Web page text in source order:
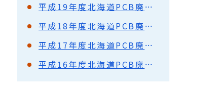
平成19年度北海道PCB廃棄物処理事業に係る広域協議会開催概要
平成18年度北海道PCB廃棄物処理事業に係る広域協議会開催概要
平成17年度北海道PCB廃棄物処理事業に係る広域協議会開催概要
平成16年度北海道PCB廃棄物処理事業に係る広域協議会開催概要